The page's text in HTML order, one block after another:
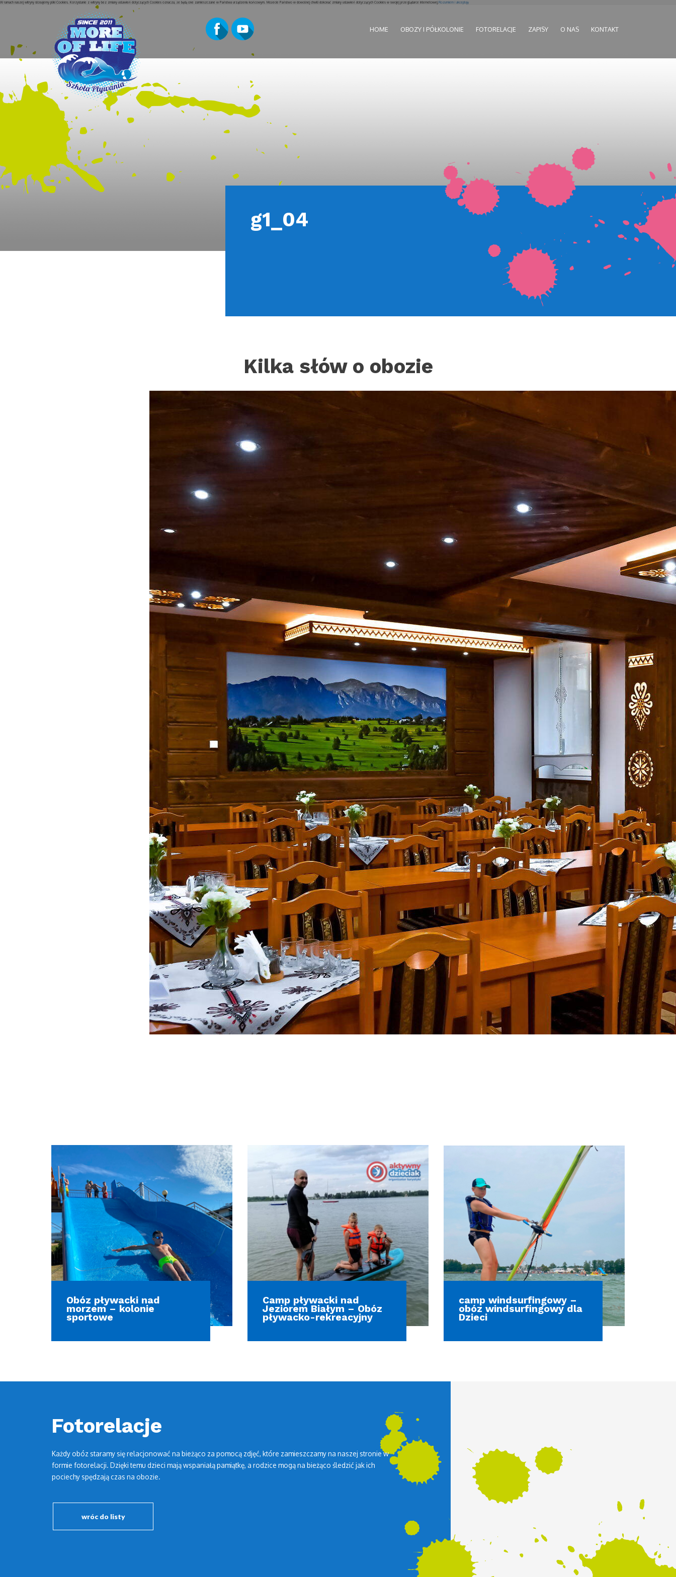
W ramach naszej witryny stosujemy pliki Cookies. Korzystanie z witryny bez zmiany ustawień dotyczących Cookies oznacza, że będą one zamieszczane w Państwa urządzeniu końcowym. Możecie Państwo w dowolnej chwili dokonać zmiany ustawień dotyczących Cookies w swojej przeglądarce internetowej. Rozumiem i akceptuję
HOME OBOZY I PÓŁKOLONIE FOTORELACJE ZAPISY O NAS KONTAKT
g1_04
Kilka słów o obozie
Obóz pływacki nad
morzem – kolonie
sportowe
Camp pływacki nad
Jeziorem Białym – Obóz
pływacko-rekreacyjny
camp windsurfingowy –
obóz windsurfingowy dla
Dzieci
Fotorelacje
Każdy obóz staramy się relacjonować na bieżąco za pomocą zdjęć, które zamieszczamy na naszej stronie w
formie fotorelacji. Dzięki temu dzieci mają wspaniałą pamiątkę, a rodzice mogą na bieżąco śledzić jak ich
pociechy spędzają czas na obozie.
wróc do listy